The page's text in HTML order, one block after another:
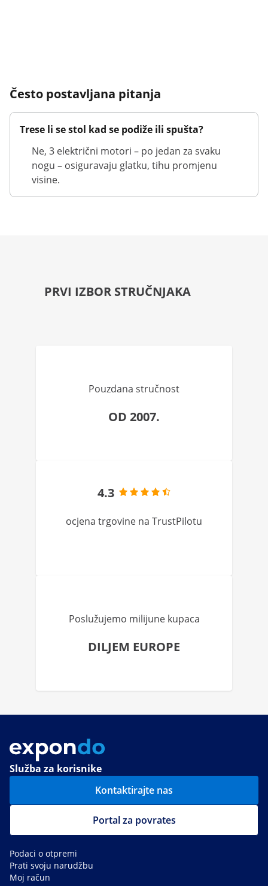
Često postavljana pitanja
Trese li se stol kad se podiže ili spušta?
Ne, 3 električni motori – po jedan za svaku
nogu – osiguravaju glatku, tihu promjenu
visine.
PRVI IZBOR STRUČNJAKA
Pouzdana stručnost
OD 2007.
4.3
ocjena trgovine na TrustPilotu
Poslužujemo milijune kupaca
DILJEM EUROPE
Služba za korisnike
Kontaktirajte nas
Portal za povrates
Podaci o otpremi
Prati svoju narudžbu
Moj račun